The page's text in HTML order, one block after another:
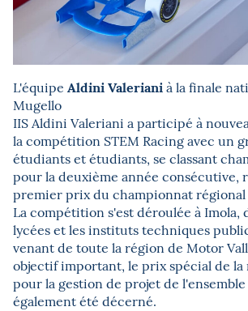
L'équipe Aldini Valerianià la finale
Mugello
IIS Aldini Valeriani a participé à
la compétition STEM Racing avec un
étudiants et étudiants, se classant
pour la deuxième année consécutive,
premier prix du championnat régional
La compétition s'est déroulée à Imola,
lycées et les instituts techniques
venant de toute la région de Motor
objectif important, le prix spécial de
pour la gestion de projet de
également été décerné.